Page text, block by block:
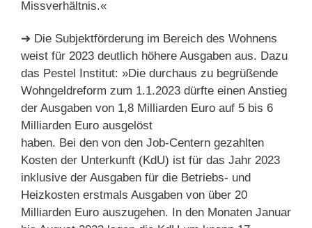
Missverhältnis.«
➔ Die Subjektförderung im Bereich des Wohnens
weist für 2023 deutlich höhere Ausgaben aus. Dazu
das Pestel Institut: »Die durchaus zu begrüßende
Wohngeldreform zum 1.1.2023 dürfte einen Anstieg
der Ausgaben von 1,8 Milliarden Euro auf 5 bis 6
Milliarden Euro ausgelöst
haben. Bei den von den Job-Centern gezahlten
Kosten der Unterkunft (KdU) ist für das Jahr 2023
inklusive der Ausgaben für die Betriebs- und
Heizkosten erstmals Ausgaben von über 20
Milliarden Euro auszugehen. In den Monaten Januar